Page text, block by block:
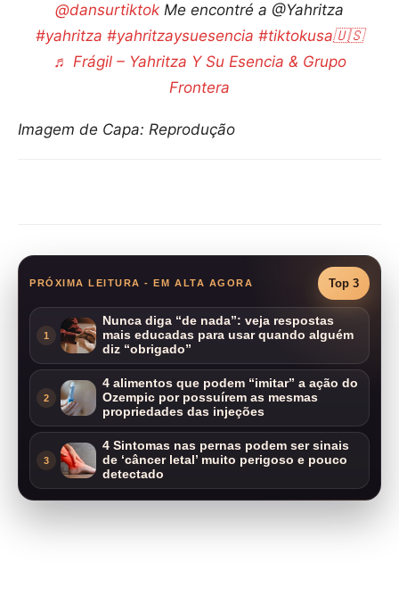
@dansurtiktok Me encontré a @Yahritza
#yahritza #yahritzaysuesencia #tiktokusa🇺🇸
♬ Frágil – Yahritza Y Su Esencia & Grupo
Frontera
Imagem de Capa: Reprodução
PRÓXIMA LEITURA - EM ALTA AGORA Top 3
1
Nunca diga “de nada”: veja respostas
mais educadas para usar quando alguém
diz “obrigado”
2
4 alimentos que podem “imitar” a ação do
Ozempic por possuírem as mesmas
propriedades das injeções
3
4 Sintomas nas pernas podem ser sinais
de ‘câncer letal’ muito perigoso e pouco
detectado